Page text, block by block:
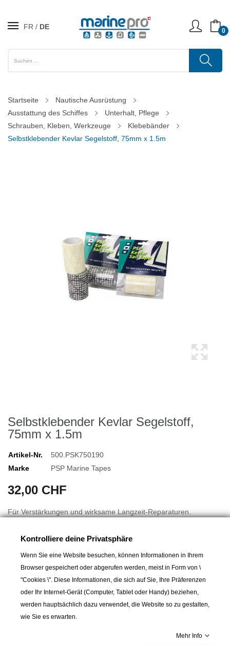
FR DE 0
Startseite
Nautische Ausrüstung
Ausstattung des Schiffes
Unterhalt, Pflege
Schrauben, Kleben, Werkzeuge
Klebebänder
Selbstklebender Kevlar Segelstoff, 75mm x 1.5m
Selbstklebender Kevlar Segelstoff,
75mm x 1.5m
Artikel-Nr.
500.PSK750190
Marke
PSP Marine Tapes
32,00 CHF
Für Verstärkungen und wirksame Langzeit-Reparaturen.
Rolle von 1.5 m, Breite: 75 mm transparent / schwarz
In den Warenkorb
Kontrolliere deine Privatsphäre
Wenn Sie eine Website besuchen, können Informationen in Ihrem
Browser gespeichert oder abgerufen werden, meist in Form von \
"Cookies \". Diese Informationen, die sich auf Sie, Ihre Präferenzen
oder Ihr Internet-Gerät (Computer, Tablet oder Handy) beziehen,
werden hauptsächlich dazu verwendet, die Website so zu gestalten,
wie Sie es erwarten.
Mehr Info